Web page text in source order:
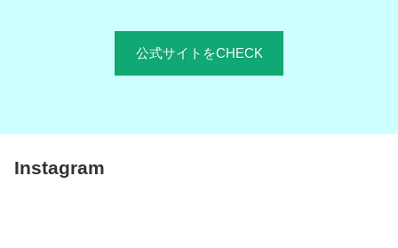
公式サイトをCHECK
Instagram